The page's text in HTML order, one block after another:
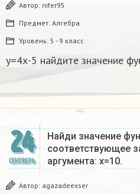
Автор: nifer95
Предмет: Алгебра
Уровень: 5 - 9 класс
у=4х-5 найдите значение
24
СЕНТЯБРЬ
Найди значение
соответствующее
аргумента: х=10.
Автор: agazadeexser